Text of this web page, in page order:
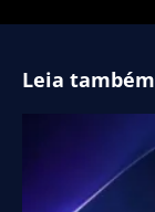
Leia também